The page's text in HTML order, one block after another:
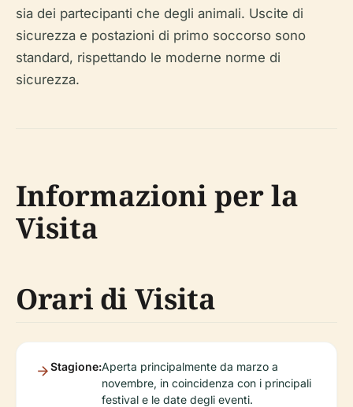
sia dei partecipanti che degli animali. Uscite di
sicurezza e postazioni di primo soccorso sono
standard, rispettando le moderne norme di
sicurezza.
Informazioni per la
Visita
Orari di Visita
Stagione:Aperta principalmente da marzo a
novembre, in coincidenza con i principali
festival e le date degli eventi.